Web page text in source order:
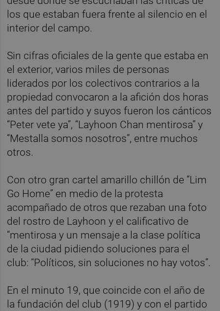
los que estaban fuera frente al silencio en el
interior del campo.
Sin cifras oficiales de la gente que estaba en
el exterior, varios miles de personas
liderados por los colectivos contrarios a la
propiedad convocaron a la afición dos horas
antes del partido y suyos fueron los cánticos
“Peter vete ya”, “Layhoon Chan mentirosa” y
“Mestalla somos nosotros”, entre muchos
otros.
Con otro gran cartel amarillo chillón de “Lim
Go Home” en medio de la protesta
acompañado de otros que rezaban una foto
del rostro de Layhoon y el calificativo de
“mentirosa y un mensaje a la clase política
de la ciudad pidiendo soluciones para el
club: “Políticos, sin soluciones no hay votos”.
En el minuto 19, que coincide con el año de
la fundación del club (1919) y con el partido